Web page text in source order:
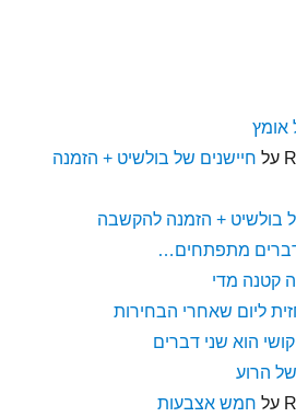
אומץ
על חיישנים של בולשיט + הזמנה
בולשיט + הזמנה להקשבה
מתפתחים…
קטנה מדי
ליום שאחרי הבחירות
הוא שני דברים
הרוע
על חמש אצבעות